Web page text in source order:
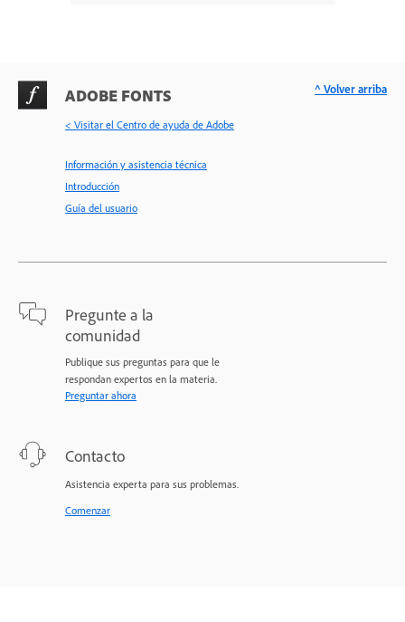
ADOBE FONTS
< Visitar el Centro de ayuda de Adobe
Información y asistencia técnica
Introducción
Guía del usuario
Pregunte a la
comunidad
Publique sus preguntas para que le
respondan expertos en la materia.
Preguntar ahora
Contacto
Asistencia experta para sus problemas.
Comenzar
^ Volver arriba